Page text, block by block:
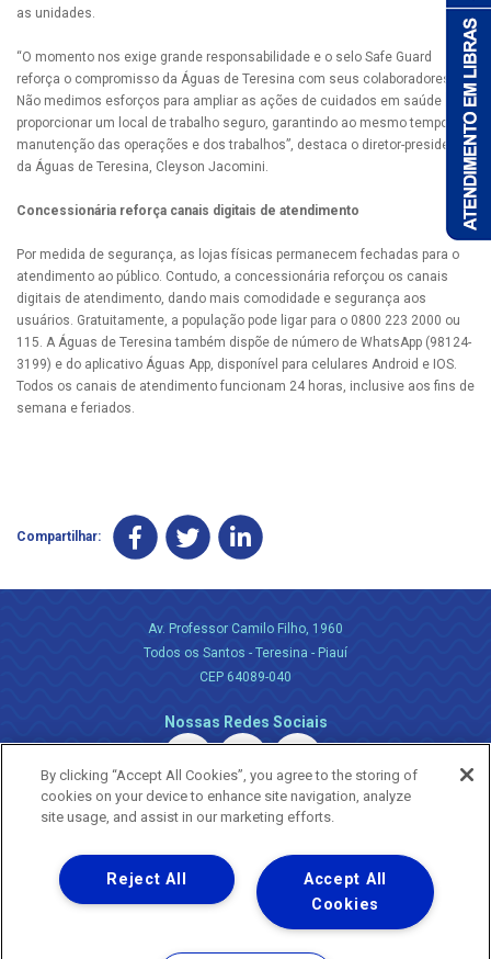
as unidades.
“O momento nos exige grande responsabilidade e o selo Safe Guard
reforça o compromisso da Águas de Teresina com seus colaboradores.
Não medimos esforços para ampliar as ações de cuidados em saúde e
proporcionar um local de trabalho seguro, garantindo ao mesmo tempo a
manutenção das operações e dos trabalhos”, destaca o diretor-presidente
da Águas de Teresina, Cleyson Jacomini.
Concessionária reforça canais digitais de atendimento
Por medida de segurança, as lojas físicas permanecem fechadas para o
atendimento ao público. Contudo, a concessionária reforçou os canais
digitais de atendimento, dando mais comodidade e segurança aos
usuários. Gratuitamente, a população pode ligar para o 0800 223 2000 ou
115. A Águas de Teresina também dispõe de número de WhatsApp (98124-
3199) e do aplicativo Águas App, disponível para celulares Android e IOS.
Todos os canais de atendimento funcionam 24 horas, inclusive aos fins de
semana e feriados.
Compartilhar:
Av. Professor Camilo Filho, 1960
Todos os Santos - Teresina - Piauí
CEP 64089-040
Nossas Redes Sociais
Uma empresa
Copyright ® 2026 - Todos os Direitos Reservados.
Nossa natureza movimenta a vida
By clicking “Accept All Cookies”, you agree to the storing of
cookies on your device to enhance site navigation, analyze
site usage, and assist in our marketing efforts.
Accept All
Cookies
Reject All